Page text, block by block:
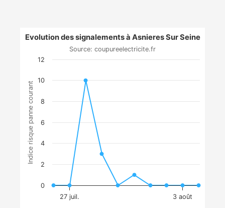
Indice risque panne courant
Evolution des signalements à Asnieres Sur Seine
Source: coupureelectricite.fr
27 juil. 3 août
0
2
4
6
8
10
12